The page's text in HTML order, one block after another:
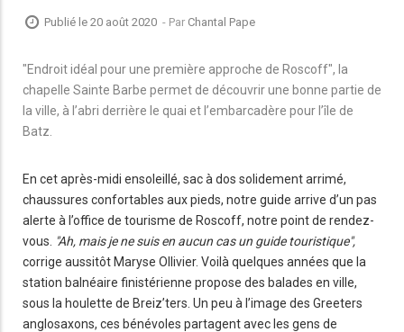
Publié le 20 août 2020 - Par Chantal Pape
"Endroit idéal pour une première approche de Roscoff", la
chapelle Sainte Barbe permet de découvrir une bonne partie de
la ville, à l’abri derrière le quai et l’embarcadère pour l’île de
Batz.
En cet après-midi ensoleillé, sac à dos solidement arrimé,
chaussures confortables aux pieds, notre guide arrive d’un pas
alerte à l’office de tourisme de Roscoff, notre point de rendez-
vous. "Ah, mais je ne suis en aucun cas un guide touristique",
corrige aussitôt Maryse Ollivier. Voilà quelques années que la
station balnéaire finistérienne propose des balades en ville,
sous la houlette de Breiz’ters. Un peu à l’image des Greeters
anglosaxons, ces bénévoles partagent avec les gens de